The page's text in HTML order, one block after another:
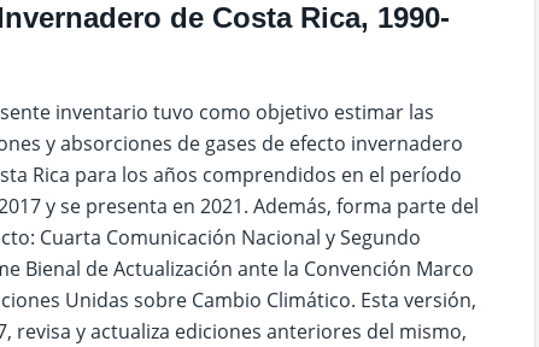
de Costa Rica, 1990-
inventario tuvo como objetivo estimar las
y absorciones de gases de efecto invernadero
Rica para los años comprendidos en el período
y se presenta en 2021. Además, forma parte del
Cuarta Comunicación Nacional y Segundo
Bienal de Actualización ante la Convención Marco
Unidas sobre Cambio Climático. Esta versión,
revisa y actualiza ediciones anteriores del mismo,